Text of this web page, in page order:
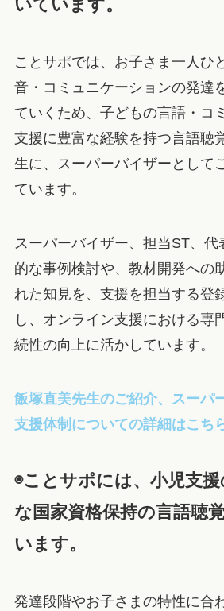
いています。
ことサポでは、お子さま一人ひ
音・コミュニケーションの発達
ていくため、子どもの言語・コ
支援に豊富な経験を持つ言語聴
生に、スーパーバイザーとして
ています。
スーパーバイザー、担当ST、
的な事例検討や、教材開発への
れた知見を、支援を担当する登
し、オンライン支援における専
続性の向上に活かしています。
飯塚直美先生のご紹介、スーパ
支援体制についての詳細はこち
◉ことサポには、小児支
な国家資格保持の言語聴
います。
発達段階やお子さまの特性に合